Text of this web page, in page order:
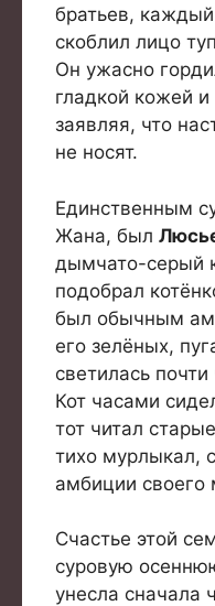
братьев,
скоблил лицо
Он ужасно
гладкой кожей
заявляя, что
не носят.
Единственным
Жана, был
дымчато-серый
подобрал
был обычным
его зелёных,
светилась
Кот часами
тот читал
тихо мурлыкал,
амбиции своего
Счастье этой
суровую
унесла сначала